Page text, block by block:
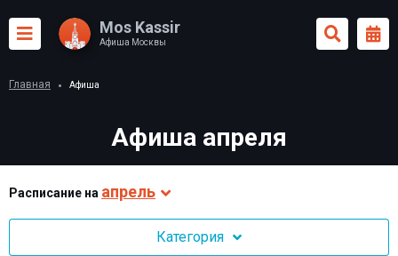
Mos Kassir
Афиша Москвы
Главная Афиша
Афиша апреля
Раcписание на апрель
Категория